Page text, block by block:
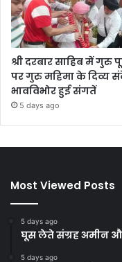
श्री दरबार साहिब में गुरु
पर गुरु महिमा के दिव्य
भावविभोर हुई संगतें
5 days ago
Most Viewed Posts
5 days ago
घूस लेते संग्रह अमीन
5 days ago